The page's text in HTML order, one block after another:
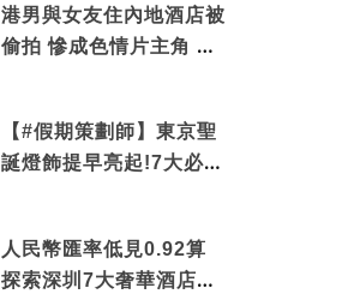
港男與女友住內地酒店被
偷拍 慘成色情片主角 鏡
【#假期策劃師】東京聖
誕燈飾提早亮起!7大必去
人民幣匯率低見0.92算
探索深圳7大奢華酒店體